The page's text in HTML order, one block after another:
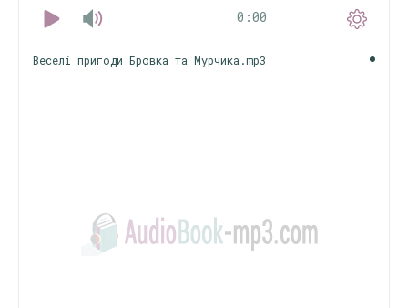
0:00
Веселі пригоди Бровка та Мурчика.mp3